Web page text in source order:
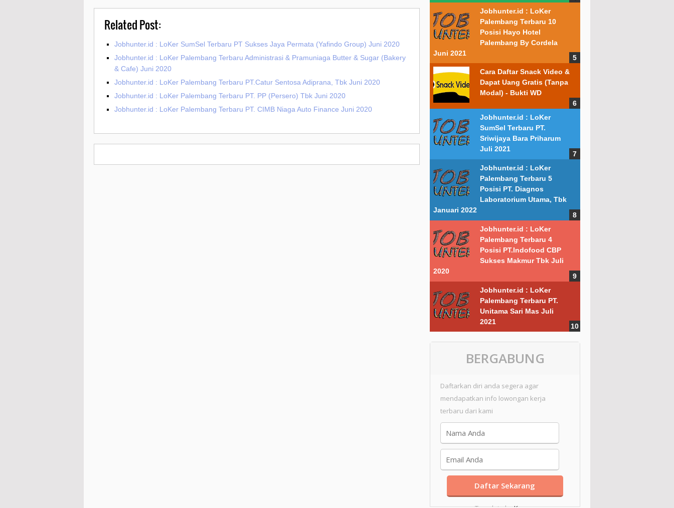
Related Post:
Jobhunter.id : LoKer SumSel Terbaru PT Sukses Jaya Permata (Yafindo Group) Juni 2020
Jobhunter.id : LoKer Palembang Terbaru Administrasi & Pramuniaga Butter & Sugar (Bakery
& Cafe) Juni 2020
Jobhunter.id : LoKer Palembang Terbaru PT.Catur Sentosa Adiprana, Tbk Juni 2020
Jobhunter.id : LoKer Palembang Terbaru PT. PP (Persero) Tbk Juni 2020
Jobhunter.id : LoKer Palembang Terbaru PT. CIMB Niaga Auto Finance Juni 2020
Jobhunter.id : LoKer
Palembang Terbaru 10
Posisi Hayo Hotel
Palembang By Cordela
Juni 2021
Cara Daftar Snack Video &
Dapat Uang Gratis (Tanpa
Modal) - Bukti WD
Jobhunter.id : LoKer
SumSel Terbaru PT.
Sriwijaya Bara Priharum
Juli 2021
Jobhunter.id : LoKer
Palembang Terbaru 5
Posisi PT. Diagnos
Laboratorium Utama, Tbk
Januari 2022
Jobhunter.id : LoKer
Palembang Terbaru 4
Posisi PT.Indofood CBP
Sukses Makmur Tbk Juli
2020
Jobhunter.id : LoKer
Palembang Terbaru PT.
Unitama Sari Mas Juli
2021
BERGABUNG
Daftarkan diri anda segera agar
mendapatkan info lowongan kerja
terbaru dari kami